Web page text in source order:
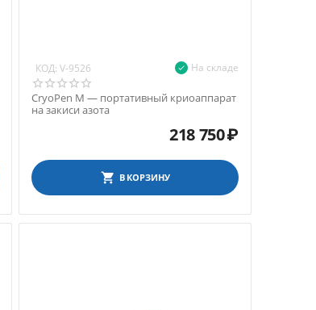
КОД: V-9526 На складе
CryoPen M — портативный криоаппарат
на закиси азота
218 750₽
В КОРЗИНУ